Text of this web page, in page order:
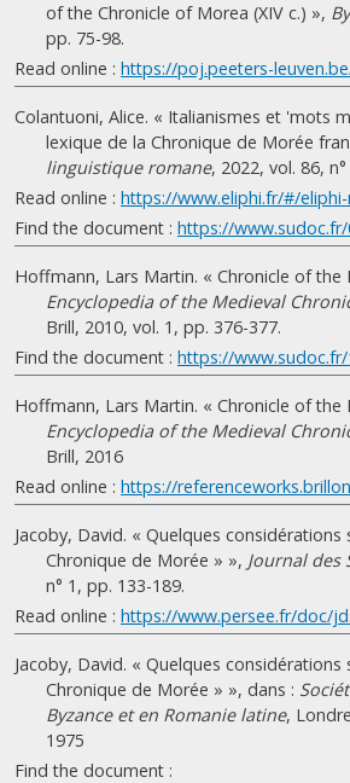
of the Chronicle of Morea (XIV c.) »,
pp. 75-98.
Read online : https://poj.peeters-
Colantuoni, Alice. « Italianismes et 'mots
lexique de la Chronique de Morée
linguistique romane, 2022, vol. 86,
Read online : https://www.eliphi.fr/#/eliphi-
Find the document : https://www.sudoc.fr/
Hoffmann, Lars Martin. « Chronicle of the
Encyclopedia of the Medieval
Brill, 2010, vol. 1, pp. 376-377.
Find the document : https://www.sudoc.fr/
Hoffmann, Lars Martin. « Chronicle of the
Encyclopedia of the Medieval
Brill, 2016
Read online : https://
Jacoby, David. « Quelques considérations
Chronique de Morée » », Journal des
n° 1, pp. 133-189.
Read online : https://www.persee.fr/doc/
Jacoby, David. « Quelques considérations
Chronique de Morée » », dans :
Byzance et en Romanie latine,
1975
Find the document :